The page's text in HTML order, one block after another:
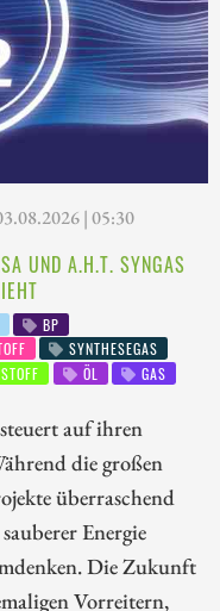
| 05:30
UND A.H.T. SYNGAS
BP
SYNTHESEGAS
ÖL
GAS
auf ihren
die großen
überraschend
Energie
Die Zukunft
Vorreitern,